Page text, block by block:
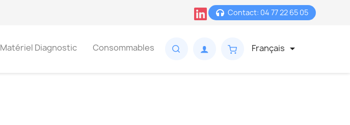
Contact: 04 77 22 65 05
Matériel Diagnostic Consommables Français 